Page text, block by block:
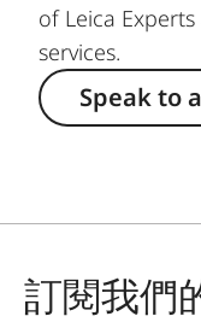
of Leica
services.
Speak to
訂閱我們